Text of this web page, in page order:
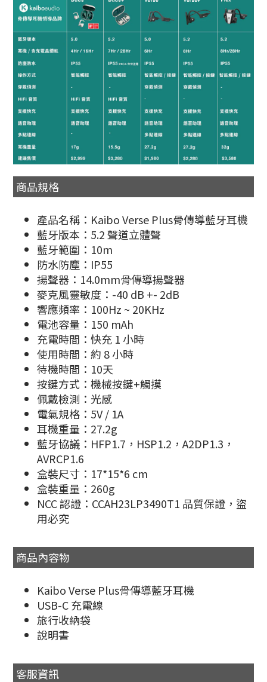
商品規格
產品名稱：Kaibo Verse Plus骨傳導藍牙耳機
藍牙版本：5.2 聲道立體聲
藍牙範圍：10m
防水防塵：IP55
揚聲器：14.0mm骨傳導揚聲器
麥克風靈敏度：-40 dB +- 2dB
響應頻率：100Hz ~ 20KHz
電池容量：150 mAh
充電時間：快充 1 小時
使用時間：約 8 小時
待機時間：10天
按鍵方式：機械按鍵+觸摸
佩戴檢測：光感
電氣規格：5V / 1A
耳機重量：27.2g
藍牙協議：HFP1.7，HSP1.2，A2DP1.3，
AVRCP1.6
盒裝尺寸：17*15*6 cm
盒裝重量：260g
NCC 認證：CCAH23LP3490T1 品質保證，盜
用必究
商品內容物
Kaibo Verse Plus骨傳導藍牙耳機
USB-C 充電線
旅行收納袋
說明書
客服資訊